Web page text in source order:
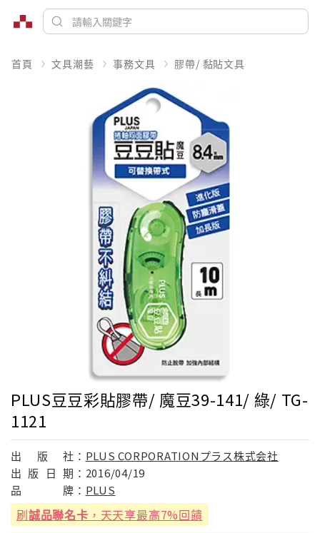
首頁 文具潮藝 事務文具 膠帶/ 黏貼文具
PLUS豆豆彩貼膠帶/ 魔豆39-141/ 綠/ TG-
1121
出 版 社： PLUS CORPORATIONプラス株式会社
出 版 日 期： 2016/04/19
品
牌： PLUS
刷誠品聯名卡 ，天天享最高7%回饋